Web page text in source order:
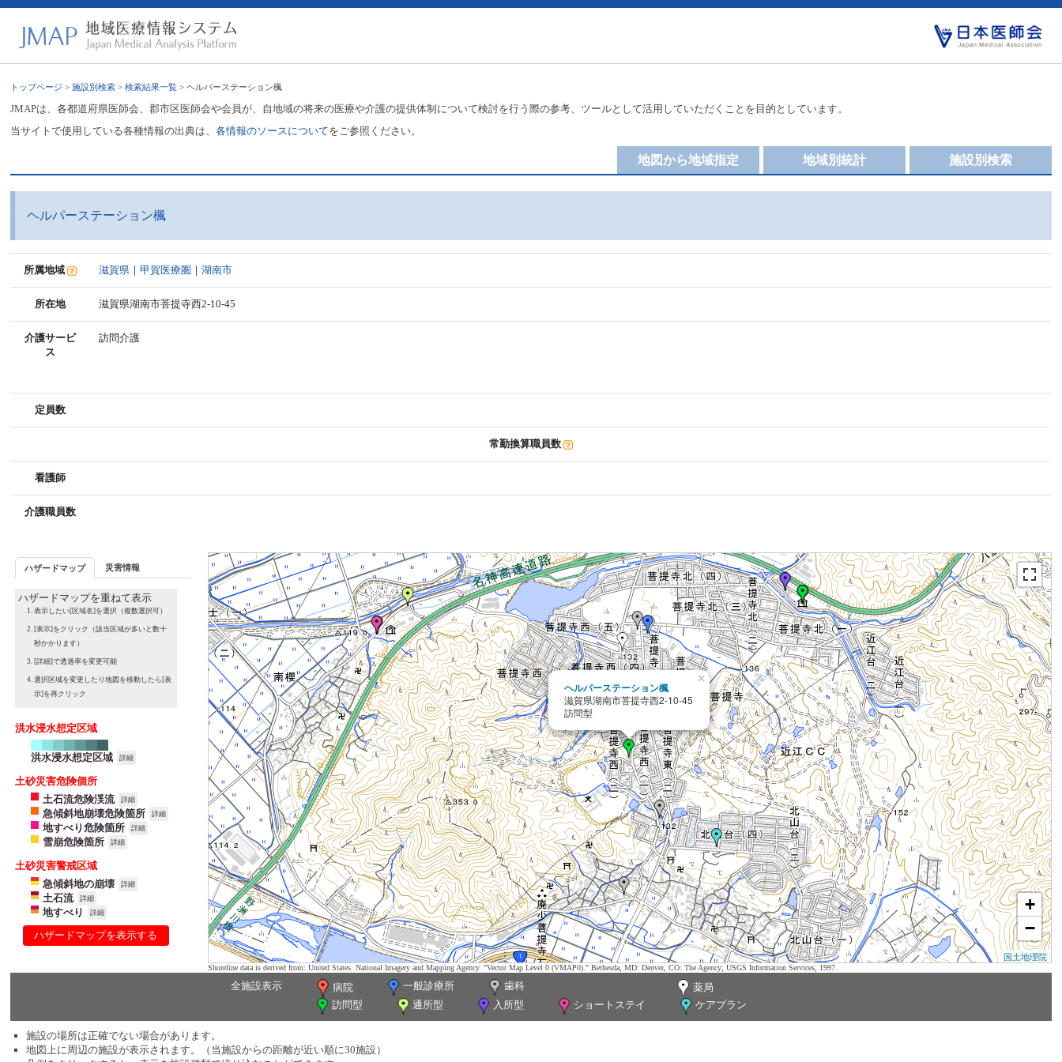
トップページ >施設別検索 >検索結果一覧 > ヘルパーステーション楓
JMAPは、各都道府県医師会、郡市区医師会や会員が、自地域の将来の医療や介護の提供体制について検討を行う際の参考、ツールとして活用していただくことを目的としています。
当サイトで使用している各種情報の出典は、各情報のソースについてをご参照ください。
施設別検索
地域別統計
地図から地域指定
ヘルパーステーション楓
所属地域 滋賀県 ｜甲賀医療圏 ｜湖南市
所在地 滋賀県湖南市菩提寺西2-10-45
介護サービ
ス
訪問介護
定員数
常勤換算職員数
看護師
介護職員数
ハザードマップ 災害情報
ハザードマップを重ねて表示
表示したい[区域名]を選択（複数選択可）
[表示]をクリック（該当区域が多いと数十
秒かかります）
[詳細]で透過率を変更可能
選択区域を変更したり地図を移動したら[表
示]を再クリック
洪水浸水想定区域
洪水浸水想定区域 詳細
土砂災害危険個所
土石流危険渓流
詳細
急傾斜地崩壊危険箇所 詳細
地すべり危険箇所 詳細
雪崩危険箇所 詳細
土砂災害警戒区域
急傾斜地の崩壊
詳細
土石流 詳細
地すべり 詳細
ハザードマップを表示する
ヘルパーステーション楓
滋賀県湖南市菩提寺西2-10-45
訪問型
×
+
−
国土地理院
Shoreline data is derived from: United States. National Imagery and Mapping Agency. "Vector Map Level 0 (VMAP0)." Bethesda, MD: Denver, CO: The Agency; USGS Information Services, 1997.
全施設表示 病院 一般診療所 歯科
薬局
訪問型
通所型 入所型 ショートステイ ケアプラン
施設の場所は正確でない場合があります。
地図上に周辺の施設が表示されます。（当施設からの距離が近い順に30施設）